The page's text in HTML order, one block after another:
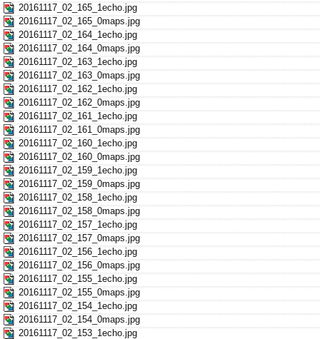
20161117_02_165_1echo.jpg
20161117_02_165_0maps.jpg
20161117_02_164_1echo.jpg
20161117_02_164_0maps.jpg
20161117_02_163_1echo.jpg
20161117_02_163_0maps.jpg
20161117_02_162_1echo.jpg
20161117_02_162_0maps.jpg
20161117_02_161_1echo.jpg
20161117_02_161_0maps.jpg
20161117_02_160_1echo.jpg
20161117_02_160_0maps.jpg
20161117_02_159_1echo.jpg
20161117_02_159_0maps.jpg
20161117_02_158_1echo.jpg
20161117_02_158_0maps.jpg
20161117_02_157_1echo.jpg
20161117_02_157_0maps.jpg
20161117_02_156_1echo.jpg
20161117_02_156_0maps.jpg
20161117_02_155_1echo.jpg
20161117_02_155_0maps.jpg
20161117_02_154_1echo.jpg
20161117_02_154_0maps.jpg
20161117_02_153_1echo.jpg